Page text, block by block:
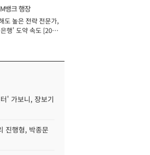
뱅크 행장
도 높은 전략 전문가,
행' 도약 속도 [2026
' 가보니, 장보기
진행형, 박종문